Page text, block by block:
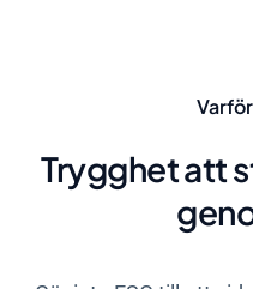
Trygghet att